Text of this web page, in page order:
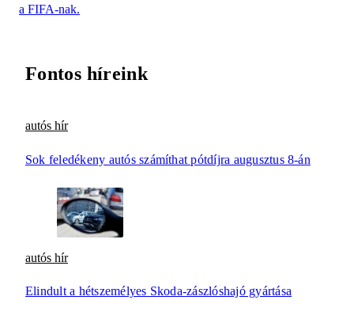
a FIFA-nak.
Fontos híreink
autós hír
Sok feledékeny autós számíthat pótdíjra augusztus 8-án
autós hír
Elindult a hétszemélyes Skoda-zászlóshajó gyártása